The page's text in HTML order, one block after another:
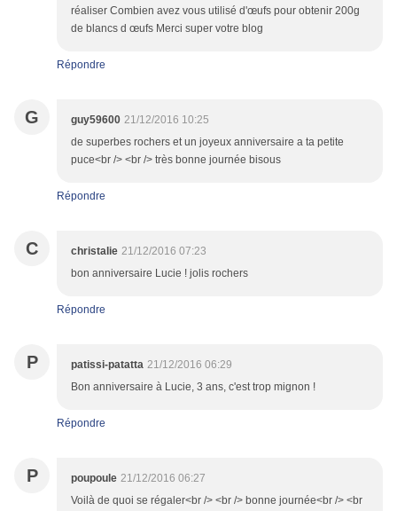
réaliser Combien avez vous utilisé d'œufs pour obtenir 200g
de blancs d œufs Merci super votre blog
Répondre
G guy59600 21/12/2016 10:25
de superbes rochers et un joyeux anniversaire a ta petite
puce<br /> <br /> très bonne journée bisous
Répondre
C christalie 21/12/2016 07:23
bon anniversaire Lucie ! jolis rochers
Répondre
P patissi-patatta 21/12/2016 06:29
Bon anniversaire à Lucie, 3 ans, c'est trop mignon !
Répondre
P poupoule 21/12/2016 06:27
Voilà de quoi se régaler<br /> <br /> bonne journée<br /> <br